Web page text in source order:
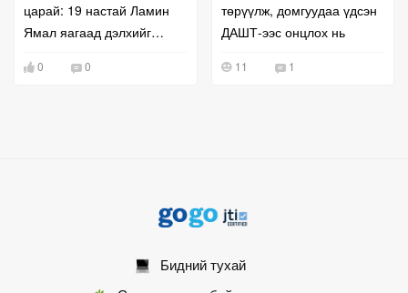
царай: 19 настай Ламин
Ямал яагаад дэлхийг
0 0
төрүүлж, домгуудаа үдсэн
ДАШТ-ээс онцлох нь
11 1
Бидний тухай